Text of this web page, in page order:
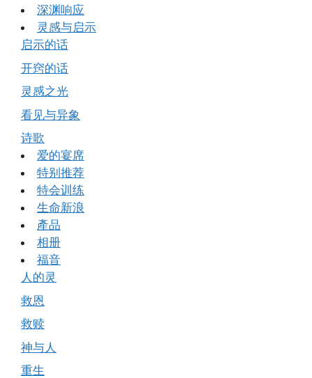
深渊响应
灵感与启示
启示的话
开窍的话
灵感之光
看见与异象
诗歌
爱的宴席
特别推荐
特会训练
生命新浪
產品
相册
福音
人的灵
救恩
救赎
神与人
重生